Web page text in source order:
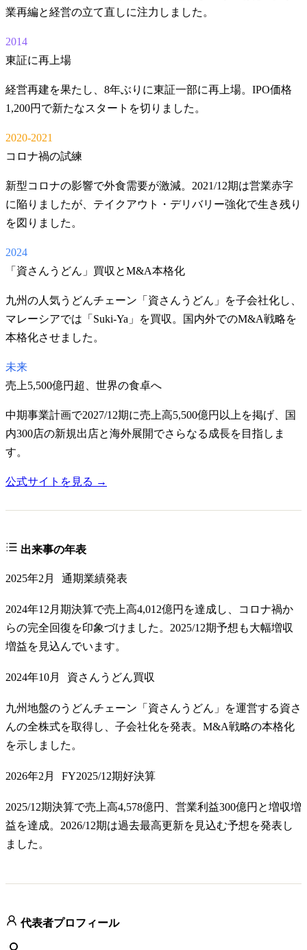
業再編と経営の立て直しに注力しました。
2014
東証に再上場
経営再建を果たし、8年ぶりに東証一部に再上場。IPO価格
1,200円で新たなスタートを切りました。
2020-2021
コロナ禍の試練
新型コロナの影響で外食需要が激減。2021/12期は営業赤字
に陥りましたが、テイクアウト・デリバリー強化で生き残り
を図りました。
2024
「資さんうどん」買収とM&A本格化
九州の人気うどんチェーン「資さんうどん」を子会社化し、
マレーシアでは「Suki-Ya」を買収。国内外でのM&A戦略を
本格化させました。
未来
売上5,500億円超、世界の食卓へ
中期事業計画で2027/12期に売上高5,500億円以上を掲げ、国
内300店の新規出店と海外展開でさらなる成長を目指しま
す。
公式サイトを見る →
出来事の年表
2025年2月 通期業績発表
2024年12月期決算で売上高4,012億円を達成し、コロナ禍か
らの完全回復を印象づけました。2025/12期予想も大幅増収
増益を見込んでいます。
2024年10月 資さんうどん買収
九州地盤のうどんチェーン「資さんうどん」を運営する資さ
んの全株式を取得し、子会社化を発表。M&A戦略の本格化
を示しました。
2026年2月 FY2025/12期好決算
2025/12期決算で売上高4,578億円、営業利益300億円と増収増
益を達成。2026/12期は過去最高更新を見込む予想を発表し
ました。
代表者プロフィール